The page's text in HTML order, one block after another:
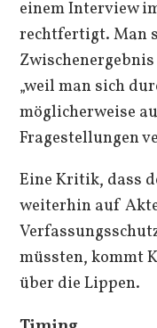
einem Interview
rechtfertigt. Man
„weil man sich
möglicherweise
Fragestellungen
Eine Kritik, dass
weiterhin auf
müssten, kommt
über die Lippen.